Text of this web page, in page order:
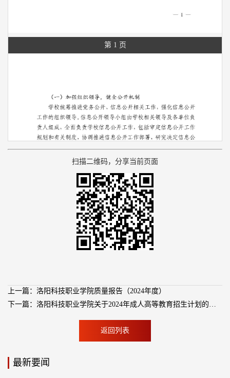
第 1 页
扫描二维码，分享当前页面
上一篇：洛阳科技职业学院质量报告（2024年度）
下一篇：洛阳科技职业学院关于2024年成人高等教育招生计划的公示
返回列表
最新要闻